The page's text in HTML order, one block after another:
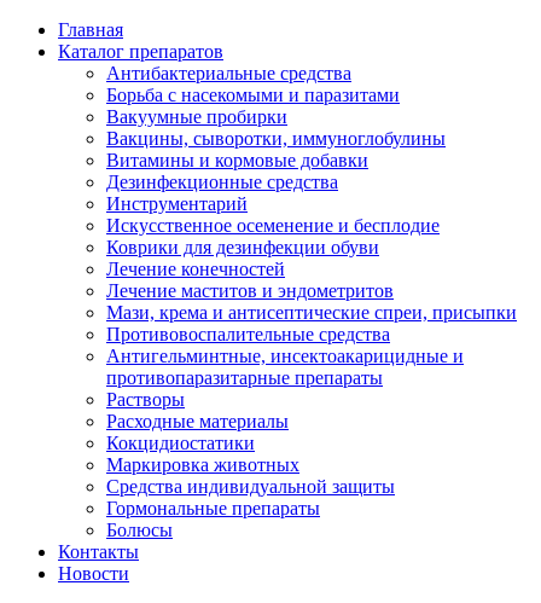
Главная
Каталог препаратов
Антибактериальные средства
Борьба с насекомыми и паразитами
Вакуумные пробирки
Вакцины, сыворотки, иммуноглобулины
Витамины и кормовые добавки
Дезинфекционные средства
Инструментарий
Искусственное осеменение и бесплодие
Коврики для дезинфекции обуви
Лечение конечностей
Лечение маститов и эндометритов
Мази, крема и антисептические спреи, присыпки
Противовоспалительные средства
Антигельминтные, инсектоакарицидные и
противопаразитарные препараты
Растворы
Расходные материалы
Кокцидиостатики
Маркировка животных
Средства индивидуальной защиты
Гормональные препараты
Болюсы
Контакты
Новости